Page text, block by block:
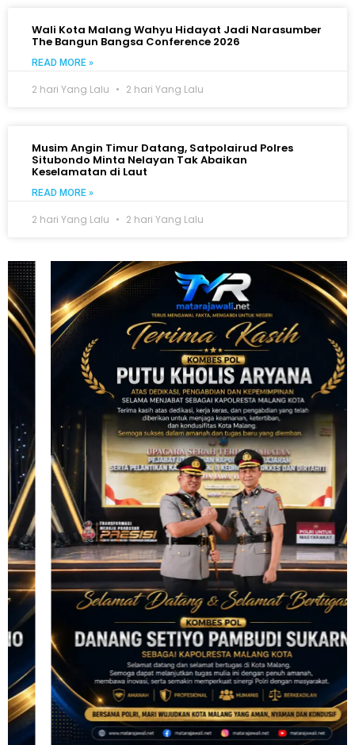
Wali Kota Malang Wahyu Hidayat Jadi Narasumber
The Bangun Bangsa Conference 2026
READ MORE »
2 hari Yang Lalu 2 hari Yang Lalu
Musim Angin Timur Datang, Satpolairud Polres
Situbondo Minta Nelayan Tak Abaikan
Keselamatan di Laut
READ MORE »
2 hari Yang Lalu 2 hari Yang Lalu